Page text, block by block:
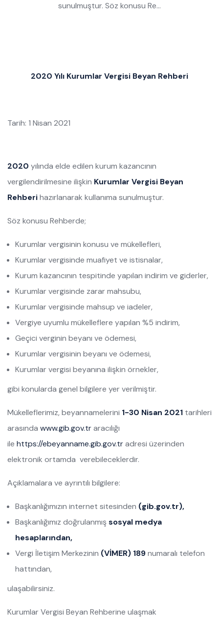
sunulmuştur. Söz konusu Re…
2020 Yılı Kurumlar Vergisi Beyan Rehberi
Tarih: 1 Nisan 2021
2020 yılında elde edilen kurum kazancının
vergilendirilmesine ilişkin Kurumlar Vergisi Beyan
Rehberihazırlanarak kullanıma sunulmuştur.
Söz konusu Rehberde;
Kurumlar vergisinin konusu ve mükellefleri,
Kurumlar vergisinde muafiyet ve istisnalar,
Kurum kazancının tespitinde yapılan indirim ve giderler,
Kurumlar vergisinde zarar mahsubu,
Kurumlar vergisinde mahsup ve iadeler,
Vergiye uyumlu mükelleflere yapılan %5 indirim,
Geçici verginin beyanı ve ödemesi,
Kurumlar vergisinin beyanı ve ödemesi,
Kurumlar vergisi beyanına ilişkin örnekler,
gibi konularda genel bilgilere yer verilmiştir.
Mükelleflerimiz, beyannamelerini 1-30 Nisan 2021 tarihleri
arasında www.gib.gov.traracılığı
ile https://ebeyanname.gib.gov.tradresi üzerinden
elektronik ortamda verebileceklerdir.
Açıklamalara ve ayrıntılı bilgilere:
Başkanlığımızın internet sitesinden (gib.gov.tr),
Başkanlığımız doğrulanmışsosyal medya
hesaplarından,
Vergi İletişim Merkezinin (VİMER) 189numaralı telefon
hattından,
ulaşabilirsiniz.
Kurumlar Vergisi Beyan Rehberine ulaşmak